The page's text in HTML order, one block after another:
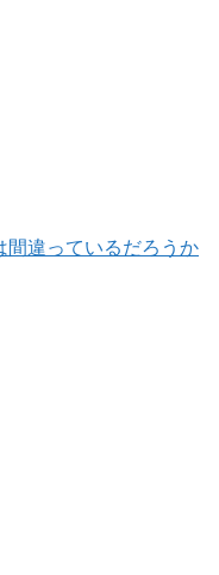
間違っているだろうか